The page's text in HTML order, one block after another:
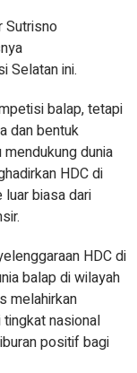
Sutrisno
Selatan ini.
balap, tetapi
dan bentuk
dunia
HDC di
biasa dari
HDC di
balap di wilayah
melahirkan
nasional
positif bagi